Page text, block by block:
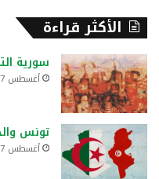
الأكثر قراءة
سورية
أغسطس 7, 2026
تونس
أغسطس 7, 2026